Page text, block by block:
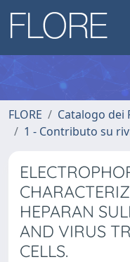
FLORE
Catalogo dei
1 - Contributo su
HEPARAN
AND VIRUS
CELLS.